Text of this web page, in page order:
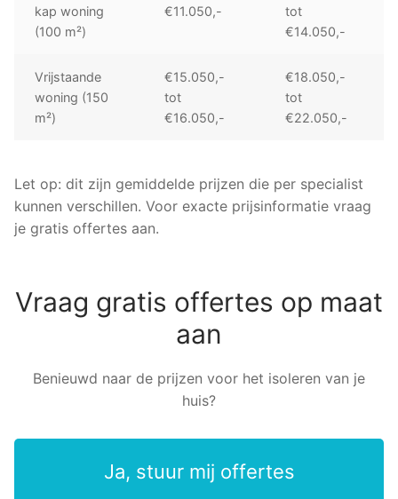
kap woning
(100 m²)
€11.050,-
tot
€14.050,-
Vrijstaande
woning (150
m²)
€15.050,-
tot
€16.050,-
€18.050,-
tot
€22.050,-
Let op: dit zijn gemiddelde prijzen die per specialist
kunnen verschillen. Voor exacte prijsinformatie vraag
je gratis offertes aan.
Vraag gratis offertes op maat
aan
Benieuwd naar de prijzen voor het isoleren van je
huis?
Ja, stuur mij offertes